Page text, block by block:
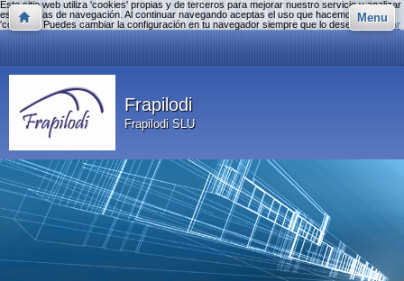
Este sitio web utiliza 'cookies' propias y de terceros para mejorar nuestro servicio y analizar
estadísticas de navegación. Al continuar navegando aceptas el uso que hacemos de las
'cookies'. Puedes cambiar la configuración en tu navegador siempre que lo desees.Aceptar
Menu
Frapilodi
Frapilodi SLU